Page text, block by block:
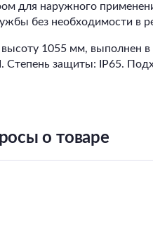
для наружного
без необходимости в
1055 мм, выполнен
Степень защиты: IP65.
о товаре